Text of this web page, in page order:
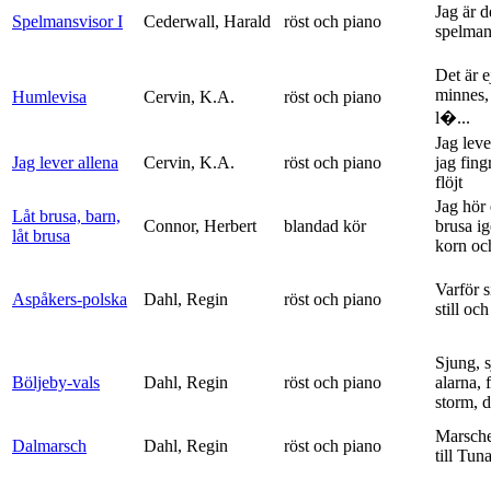
Spelmansvisor I Cederwall, Harald röst och piano
Jag är
spelman
Humlevisa Cervin, K.A. röst och piano
Det är
l�...
Jag lever allena Cervin, K.A. röst och piano
Jag
jag
flöjt
Låt brusa, barn,
låt brusa
Connor, Herbert blandad kör
Jag hör
brusa
korn
Aspåkers-polska Dahl, Regin röst och piano
Varför
still
Böljeby-vals Dahl, Regin röst och piano
Sjung,
alarna,
storm,
Dalmarsch Dahl, Regin röst och piano
till Tuna